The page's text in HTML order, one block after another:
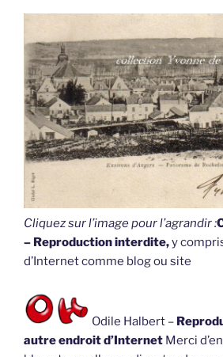
Cliquez sur l’image pour l’agrandir :
– Reproduction interdite,y
d’Internet comme blog ou site
Odile Halbert –
autre endroit d’Internet Merci